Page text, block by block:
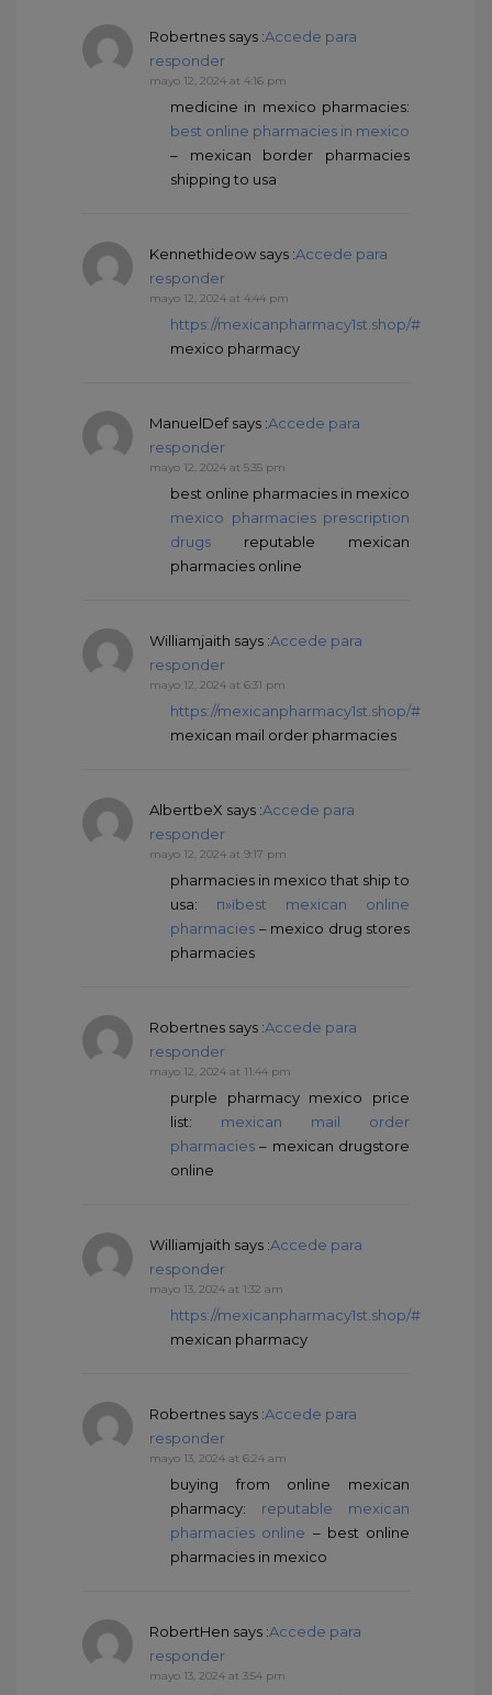
Robertnes says :Accede para
responder
mayo 12, 2024 at 4:16 pm
medicine in mexico pharmacies:
best online pharmacies in mexico
– mexican border pharmacies
shipping to usa
Kennethideow says :Accede para
responder
mayo 12, 2024 at 4:44 pm
https://mexicanpharmacy1st.shop/#
mexico pharmacy
ManuelDefsays :Accede para
responder
mayo 12, 2024 at 5:35 pm
best online pharmacies in mexico
mexico pharmacies prescription
drugs reputable mexican
pharmacies online
Williamjaith says :Accede para
responder
mayo 12, 2024 at 6:31 pm
https://mexicanpharmacy1st.shop/#
mexican mail order pharmacies
AlbertbeX says :Accede para
responder
mayo 12, 2024 at 9:17 pm
pharmacies in mexico that ship to
usa: п»їbest mexican online
pharmacies – mexico drug stores
pharmacies
Robertnes says :Accede para
responder
mayo 12, 2024 at 11:44 pm
purple pharmacy mexico price
list: mexican mail order
pharmacies – mexican drugstore
online
Williamjaith says :Accede para
responder
mayo 13, 2024 at 1:32 am
https://mexicanpharmacy1st.shop/#
mexican pharmacy
Robertnes says :Accede para
responder
mayo 13, 2024 at 6:24 am
buying from online mexican
pharmacy: reputable mexican
pharmacies online – best online
pharmacies in mexico
RobertHen says :Accede para
responder
mayo 13, 2024 at 3:54 pm